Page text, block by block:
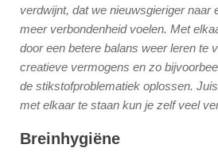
verdwijnt, dat we nieuwsgieriger naar
meer verbondenheid voelen. Met
door een betere balans weer leren te
creatieve vermogens en zo
de stikstofproblematiek oplossen.
met elkaar te staan kun je zelf veel
Breinhygiëne